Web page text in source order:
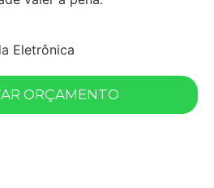
ORÇAMENTO
Eletrônica